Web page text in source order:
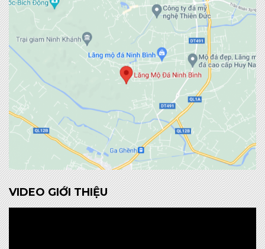
VIDEO GIỚI THIỆU